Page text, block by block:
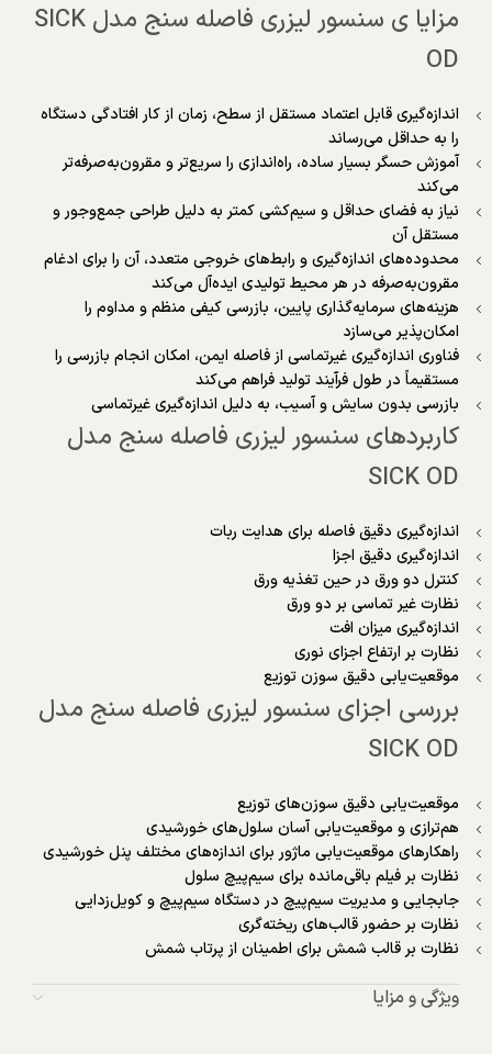
مزایا ی سنسور لیزری فاصله سنج مدل SICK
OD
اندازه‌گیری قابل اعتماد مستقل از سطح، زمان از کار افتادگی دستگاه
را به حداقل می‌رساند
آموزش حسگر بسیار ساده، راه‌اندازی را سریع‌تر و مقرون‌به‌صرفه‌تر
می‌کند
نیاز به فضای حداقل و سیم‌کشی کمتر به دلیل طراحی جمع‌وجور و
مستقل آن
محدوده‌های اندازه‌گیری و رابط‌های خروجی متعدد، آن را برای ادغام
مقرون‌به‌صرفه در هر محیط تولیدی ایده‌آل می‌کند
هزینه‌های سرمایه‌گذاری پایین، بازرسی کیفی منظم و مداوم را
امکان‌پذیر می‌سازد
فناوری اندازه‌گیری غیرتماسی از فاصله ایمن، امکان انجام بازرسی را
مستقیماً در طول فرآیند تولید فراهم می‌کند
بازرسی بدون سایش و آسیب، به دلیل اندازه‌گیری غیرتماسی
کاربردهای سنسور لیزری فاصله سنج مدل
SICK OD
اندازه‌گیری دقیق فاصله برای هدایت ربات
اندازه‌گیری دقیق اجزا
کنترل دو ورق در حین تغذیه ورق
نظارت غیر تماسی بر دو ورق
اندازه‌گیری میزان افت
نظارت بر ارتفاع اجزای نوری
موقعیت‌یابی دقیق سوزن توزیع
بررسی اجزای سنسور لیزری فاصله سنج مدل
SICK OD
موقعیت‌یابی دقیق سوزن‌های توزیع
هم‌ترازی و موقعیت‌یابی آسان سلول‌های خورشیدی
راهکارهای موقعیت‌یابی ماژور برای اندازه‌های مختلف پنل خورشیدی
نظارت بر فیلم باقی‌مانده برای سیم‌پیچ سلول
جابجایی و مدیریت سیم‌پیچ در دستگاه سیم‌پیچ و کویل‌زدایی
نظارت بر حضور قالب‌های ریخته‌گری
نظارت بر قالب شمش برای اطمینان از پرتاب شمش
ویژگی و مزایا